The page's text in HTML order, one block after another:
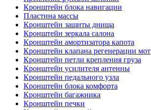
Кронштейн блока навигации
Пластина массы
Кронштейн защиты днища
Кронштейн зеркала салона
Кронштейн амортизатора капота
Кронштейн клапана регенерации мот
Кронштейн петли крепления груза
Кронштейн усилителя антенны
Кронштейн педального узла
Кронштейн блока комфорта
Кронштейн багажника
Кронштейн печки